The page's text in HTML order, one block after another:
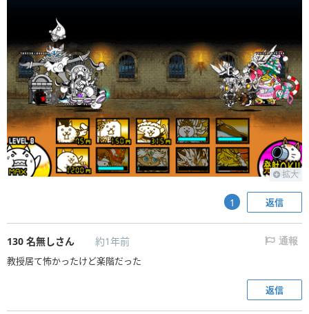
拡大
返信
1
130 名無しさん 約1年前 通報
教授居て怖かったけど楽階だった
返信